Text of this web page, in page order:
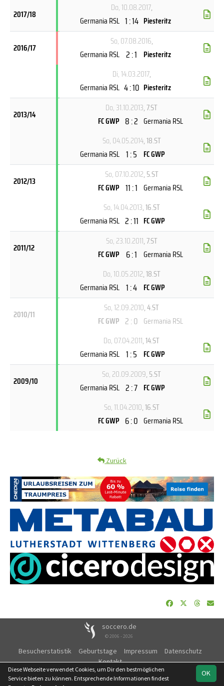
2017/18
Do, 10.08.2017,
Germania RSL 1 : 14 Piesteritz
2016/17
So, 07.08.2016,
Germania RSL 2 : 1 Piesteritz
Di, 14.03.2017,
Germania RSL 4 : 10 Piesteritz
2013/14
Do, 31.10.2013, 7.ST
FC GWP 8 : 2 Germania RSL
So, 04.05.2014, 18.ST
Germania RSL 1 : 5 FC GWP
2012/13
So, 07.10.2012, 5.ST
FC GWP 11 : 1 Germania RSL
So, 14.04.2013, 16.ST
Germania RSL 2 : 11 FC GWP
2011/12
So, 23.10.2011, 7.ST
FC GWP 6 : 1 Germania RSL
Do, 10.05.2012, 18.ST
Germania RSL 1 : 4 FC GWP
2010/11
So, 12.09.2010, 4.ST
FC GWP 2 : 0 Germania RSL
Do, 07.04.2011, 14.ST
Germania RSL 1 : 5 FC GWP
2009/10
So, 20.09.2009, 5.ST
Germania RSL 2 : 7 FC GWP
So, 11.04.2010, 16.ST
FC GWP 6 : 0 Germania RSL
Zurück
soccero.de
© 2006 - 2026
Besucherstatistik Geburtstage Impressum
Datenschutz
Kontakt
OK
Diese Webseite verwendet Cookies, um Dir den bestmöglichen
Service bieten zu können. Entsprechende Informationen findest